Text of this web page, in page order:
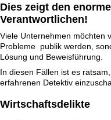
Dies zeigt den
Verantwortlichen!
Viele Unternehmen möchten
Probleme publik werden,
Lösung und Beweisführung.
In diesen Fällen ist es
erfahrenen Detektiv
Wirtschaftsdelikte